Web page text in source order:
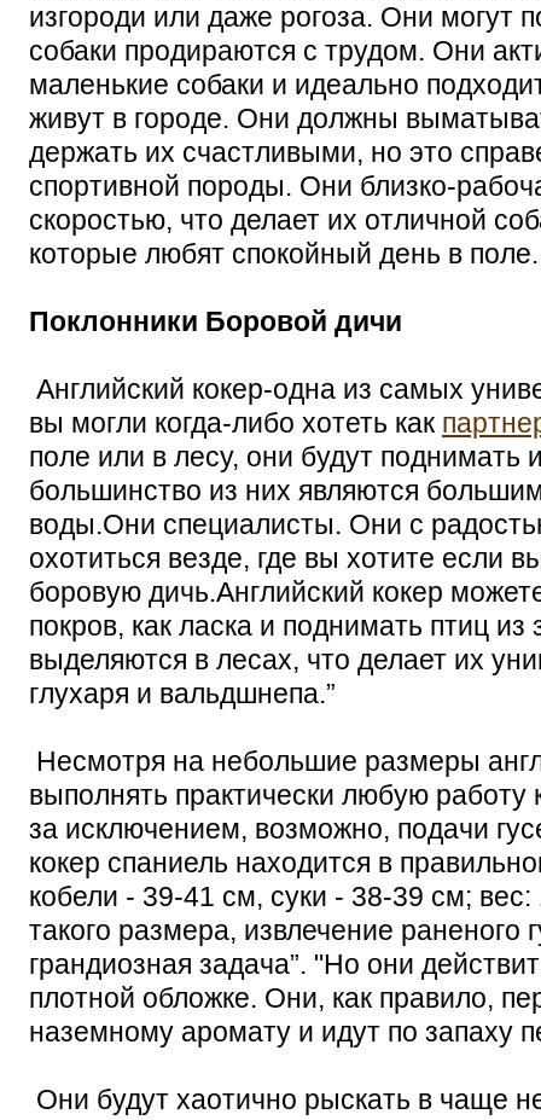
изгороди или даже рогоза. Они могут
собаки продираются с трудом. Они
маленькие собаки и идеально
живут в городе. Они должны
держать их счастливыми, но это
спортивной породы. Они близко-
скоростью, что делает их отличной
которые любят спокойный день в поле.
Поклонники Боровой дичи
Английский кокер-одна из самых
вы могли когда-либо хотеть как
поле или в лесу, они будут поднимать
большинство из них являются
воды.Они специалисты. Они с
охотиться везде, где вы хотите если
боровую дичь.Английский кокер
покров, как ласка и поднимать птиц
выделяются в лесах, что делает их
глухаря и вальдшнепа.”
Несмотря на небольшие размеры
выполнять практически любую
за исключением, возможно, подачи
кокер спаниель находится в
кобели - 39-41 см, суки - 38-39 см; вес:
такого размера, извлечение раненого
грандиозная задача”. "Но они
плотной обложке. Они, как правило,
наземному аромату и идут по запаху
Они будут хаотично рыскать в чаще